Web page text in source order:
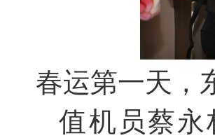
春运第一天，
值机员蔡永林